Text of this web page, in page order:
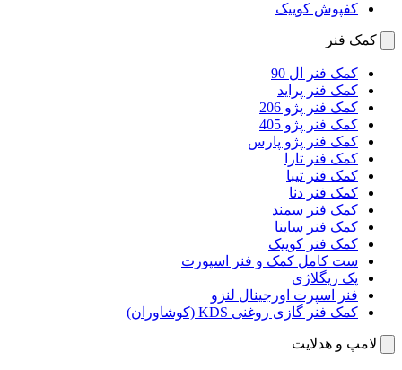
کفپوش کوییک
کمک فنر
کمک فنر ال 90
کمک فنر پراید
کمک فنر پژو 206
کمک فنر پژو 405
کمک فنر پژو پارس
کمک فنر تارا
کمک فنر تیبا
کمک فنر دنا
کمک فنر سمند
کمک فنر ساینا
کمک فنر کوییک
ست کامل کمک و فنر اسپورت
پک ریگلاژی
فنر اسپرت اورجینال لنزو
کمک فنر گازی روغنی KDS (کوشاوران)
لامپ و هدلایت